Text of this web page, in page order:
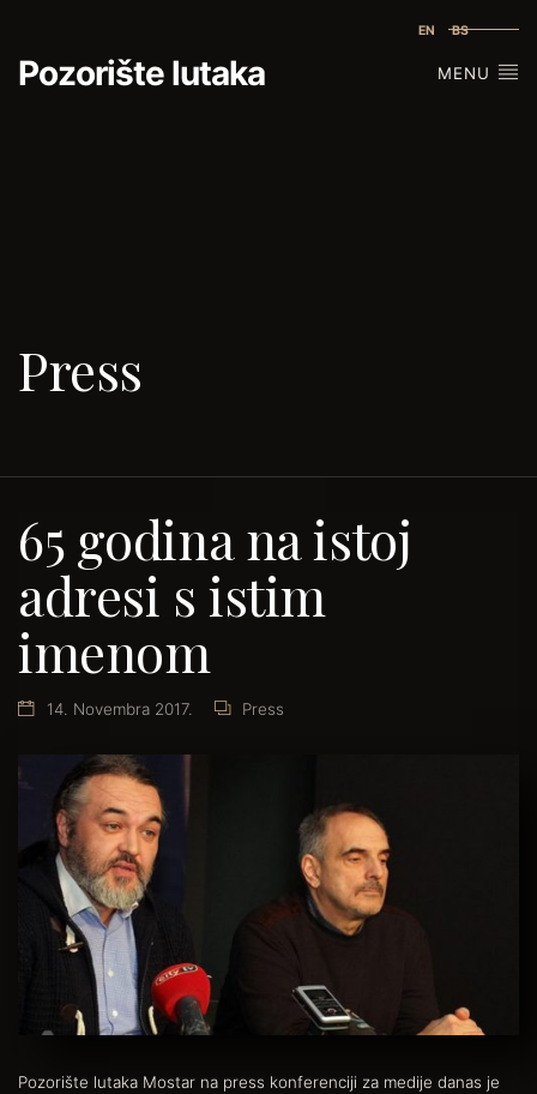
EN BS
Pozorište lutaka MENU
Press
65 godina na istoj
adresi s istim
imenom
14. Novembra 2017. Press
Pozorište lutaka Mostar na press konferenciji za medije danas je